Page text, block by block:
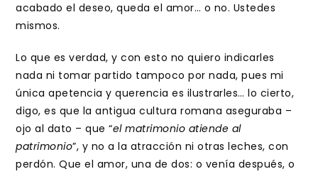
acabado el deseo, queda el amor… o no. Ustedes
mismos.
Lo que es verdad, y con esto no quiero indicarles
nada ni tomar partido tampoco por nada, pues mi
única apetencia y querencia es ilustrarles… lo cierto,
digo, es que la antigua cultura romana aseguraba –
ojo al dato – que “el matrimonio atiende al
patrimonio”, y no a la atracción ni otras leches, con
perdón. Que el amor, una de dos: o venía después, o